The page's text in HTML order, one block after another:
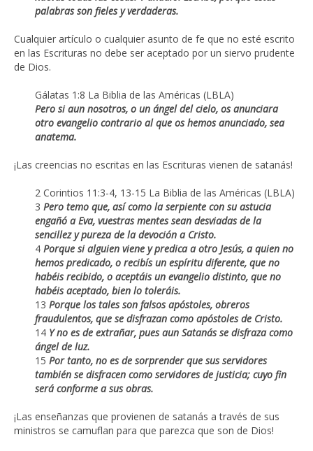
palabras son fieles y verdaderas.
Cualquier artículo o cualquier asunto de fe que no esté escrito
en las Escrituras no debe ser aceptado por un siervo prudente
de Dios.
Gálatas 1:8 La Biblia de las Américas (LBLA)
Pero si aun nosotros, o un ángel del cielo, os anunciara
otro evangelio contrario al que os hemos anunciado, sea
anatema.
¡Las creencias no escritas en las Escrituras vienen de satanás!
2 Corintios 11:3-4, 13-15 La Biblia de las Américas (LBLA)
3 Pero temo que, así como la serpiente con su astucia
engañó a Eva, vuestras mentes sean desviadas de la
sencillez y pureza de la devoción a Cristo.
4 Porque si alguien viene y predica a otro Jesús, a quien no
hemos predicado, o recibís un espíritu diferente, que no
habéis recibido, o aceptáis un evangelio distinto, que no
habéis aceptado, bien lo toleráis.
13 Porque los tales son falsos apóstoles, obreros
fraudulentos, que se disfrazan como apóstoles de Cristo.
14 Y no es de extrañar, pues aun Satanás se disfraza como
ángel de luz.
15 Por tanto, no es de sorprender que sus servidores
también se disfracen como servidores de justicia; cuyo fin
será conforme a sus obras.
¡Las enseñanzas que provienen de satanás a través de sus
ministros se camuflan para que parezca que son de Dios!